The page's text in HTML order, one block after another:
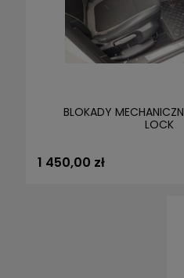
BLOKADY
LOCK
1 450,00 zł